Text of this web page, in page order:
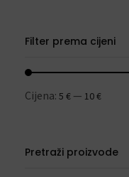
Filter prema cijeni
Cijena: 5 € — 10 €
Pretraži proizvode